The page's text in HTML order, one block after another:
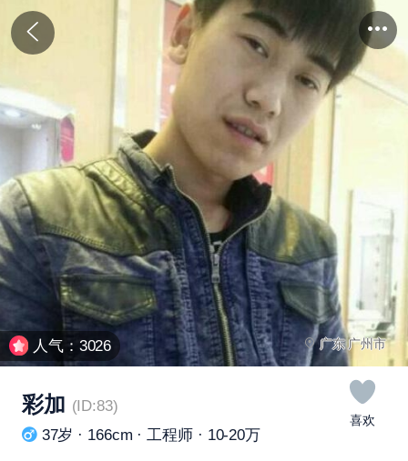
人气：3026 广东 广州市
彩加 (ID:83)
37岁 · 166cm · 工程师 · 10-20万
喜欢